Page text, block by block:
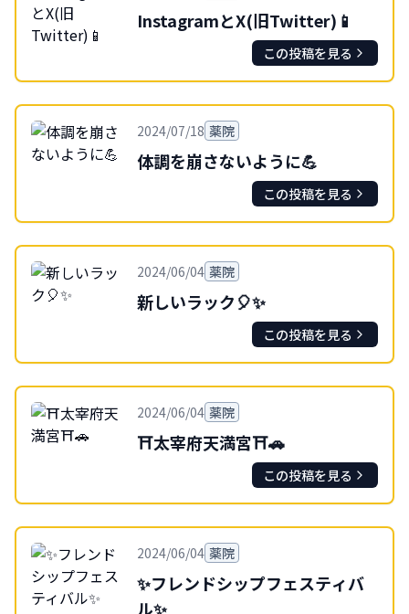
InstagramとX(旧Twitter)📱
この投稿を見る
2024/07/18 薬院
体調を崩さないように💪
この投稿を見る
2024/06/04 薬院
新しいラック🎈✨
この投稿を見る
2024/06/04 薬院
⛩太宰府天満宮⛩🚗
この投稿を見る
2024/06/04 薬院
✨フレンドシップフェスティバ
ル✨